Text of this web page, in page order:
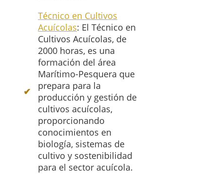
Técnico en Cultivos
Acuícolas: El Técnico en
Cultivos Acuícolas, de
2000 horas, es una
formación del área
Marítimo-Pesquera que
prepara para la
producción y gestión de
cultivos acuícolas,
proporcionando
conocimientos en
biología, sistemas de
cultivo y sostenibilidad
para el sector acuícola.